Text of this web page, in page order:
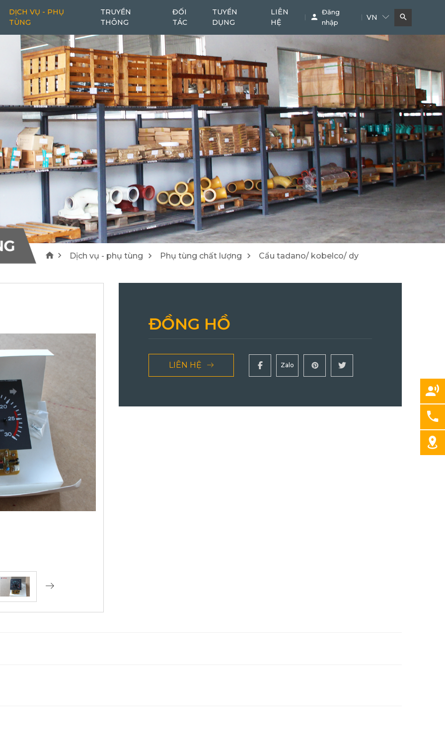
Máy cào bóc
6
Máy cào bóc tái chế
1
Bơm bê tông Cẩu
Máy san
1
Ô tô
4
Phụ kiện chuyên dụng Khác
Máy cào bóc/ Máy tái chế Wirtgen
DỊCH VỤ - PHỤ
TÙNG
TRUYỀN
THÔNG
ĐỐI
TÁC
TUYỂN
DỤNG
LIÊN
HỆ
Đăng
nhập
VN
Dịch vụ - phụ tùng Phụ tùng chất lượng Cẩu tadano/ kobelco/ dy
ĐỒNG HỒ
LIÊN HỆ Zalo